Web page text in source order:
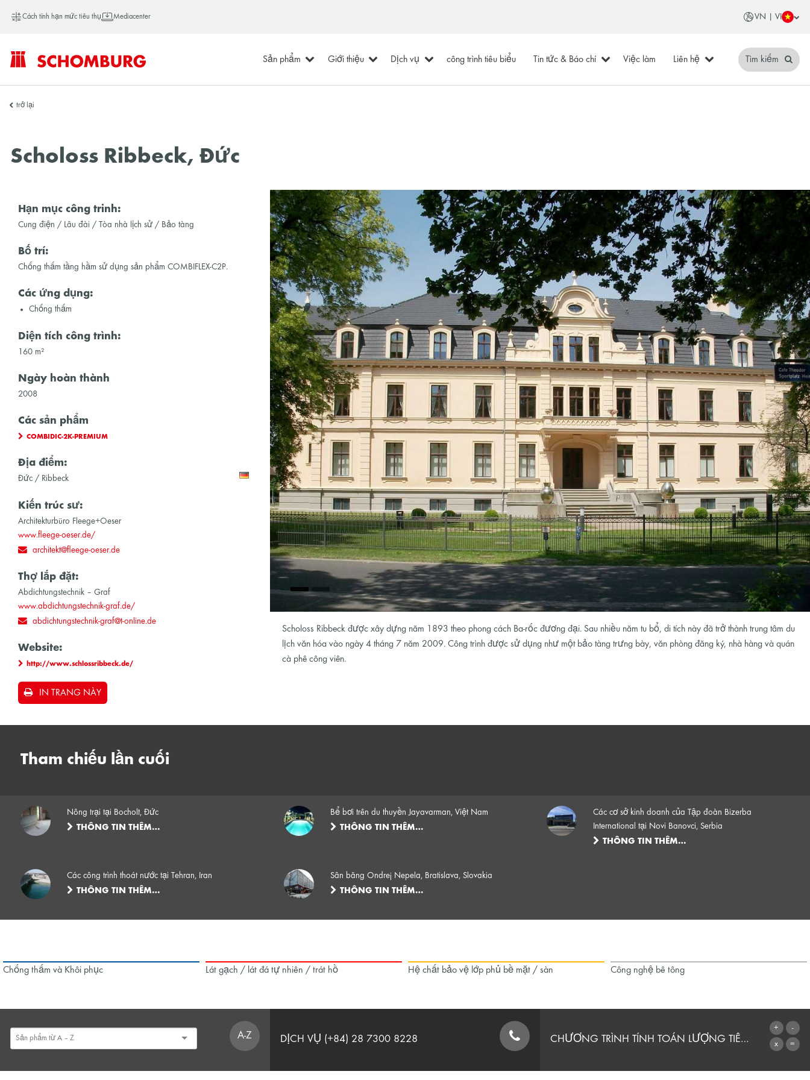
Cách tính hạn mức tiêu thụ Mediacenter VN | VI
SCHOMBURG
Sản phẩm Giới thiệu Dịch vụ công trình tiêu biểu Tin tức & Báo chí Việc làm Liên hệ Tìm kiếm
trở lại
Scholoss Ribbeck, Đức
Scholoss Ribbeck được xây dựng năm 1893 theo phong cách Ba-rốc đương đại. Sau nhiều năm tu bổ, di tích này đã trở thành trung tâm du
lịch văn hóa vào ngày 4 tháng 7 năm 2009. Công trình được sử dụng như một bảo tàng trưng bày, văn phòng đăng ký, nhà hàng và quán
cà phê công viên.
Hạn mục công trinh:
Cung điện / Lâu đài / Tòa nhà lịch sử / Bảo tàng
Bố trí:
Chống thấm tầng hầm sử dụng sản phẩm COMBIFLEX-C2P.
Các ứng dụng:
Chống thấm
Diện tích công trình:
160 m²
Ngày hoàn thành
2008
Các sản phẩm
COMBIDIC-2K-PREMIUM
Địa điểm:
Đức / Ribbeck
Kiến trúc sư:
Architekturbüro Fleege+Oeser
www.fleege-oeser.de/
architekt@fleege-oeser.de
Thợ lắp đặt:
Abdichtungstechnik – Graf
www.abdichtungstechnik-graf.de/
abdichtungstechnik-graf@t-online.de
Website:
http://www.schlossribbeck.de/
IN TRANG NÀY
Tham chiếu lần cuối
Nông trại tại Bocholt, Đức
THÔNG TIN THÊM…
Bể bơi trên du thuyền Jayavarman, Việt Nam
THÔNG TIN THÊM…
Các cơ sở kinh doanh của Tập đoàn Bizerba
International tại Novi Banovci, Serbia
THÔNG TIN THÊM…
Các công trình thoát nước tại Tehran, Iran
THÔNG TIN THÊM…
Sân băng Ondrej Nepela, Bratislava, Slovakia
THÔNG TIN THÊM…
Chống thấm và Khôi phục Lát gạch / lát đá tự nhiên / trát hồ Hệ chất bảo vệ lớp phủ bề mặt / sàn Công nghệ bê tông
A-Z DỊCH VỤ (+84) 28 7300 8228 CHƯƠNG TRÌNH TÍNH TOÁN LƯỢNG TIÊU THỤ